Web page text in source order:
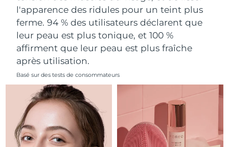
l'apparence des ridules pour un teint plus
ferme. 94 % des utilisateurs déclarent que
leur peau est plus tonique, et 100 %
affirment que leur peau est plus fraîche
après utilisation.
Basé sur des tests de consommateurs
Porto Rico Livraison estimée8/12/26
Qatar Livraison estimée
La Réunion
Roumanie Livraison estimée8/10/26
Russie Livraison estimée
Arabie saoudite Livraison estimée